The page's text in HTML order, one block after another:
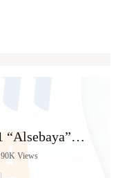
90K Views